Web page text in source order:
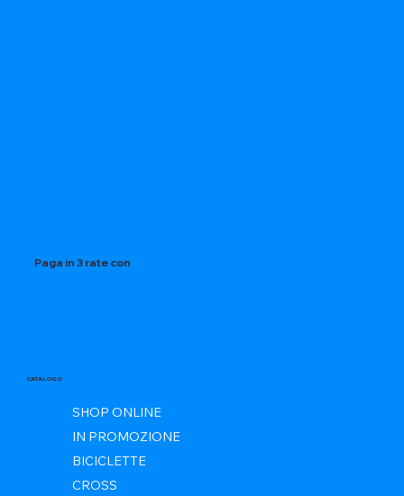
Paga in 3 rate con
CATALOGO
SHOP ONLINE
IN PROMOZIONE
BICICLETTE
CROSS